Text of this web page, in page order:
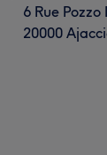
6 Rue Pozzo
20000